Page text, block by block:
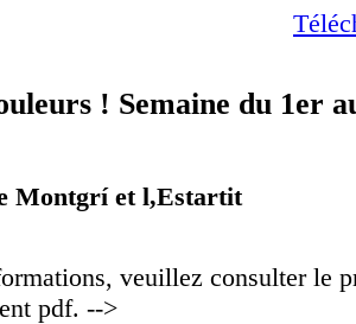
! Semaine du 1er
Montgrí et l,Estartit
veuillez consulter le
pdf. -->